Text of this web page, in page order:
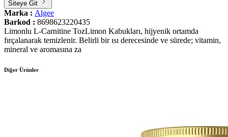
Siteye Git
Marka : Algee
Barkod : 8698623220435
Limonlu L-Carnitine TozLimon Kabukları, hijyenik ortamda
fırçalanarak temizlenir. Belirli bir ısı derecesinde ve sürede; vitamin,
mineral ve aromasına za
Diğer Ürünler